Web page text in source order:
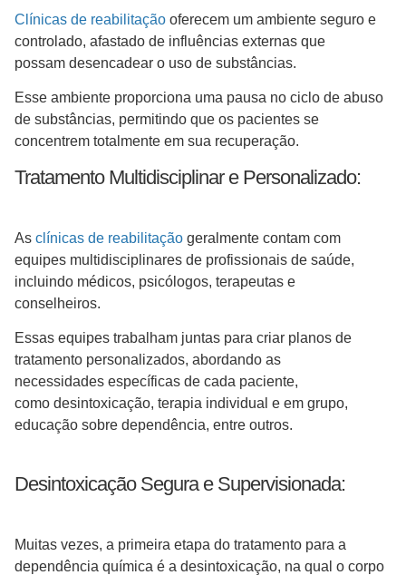
Clínicas de reabilitação oferecem um ambiente seguro e
controlado, afastado de influências externas que
possam desencadear o uso de substâncias.
Esse ambiente proporciona uma pausa no ciclo de abuso
de substâncias, permitindo que os pacientes se
concentrem totalmente em sua recuperação.
Tratamento Multidisciplinar e Personalizado:
As clínicas de reabilitação geralmente contam com
equipes multidisciplinares de profissionais de saúde,
incluindo médicos, psicólogos, terapeutas e
conselheiros.
Essas equipes trabalham juntas para criar planos de
tratamento personalizados, abordando as
necessidades específicas de cada paciente,
como desintoxicação, terapia individual e em grupo,
educação sobre dependência, entre outros.
Desintoxicação Segura e Supervisionada:
Muitas vezes, a primeira etapa do tratamento para a
dependência química é a desintoxicação, na qual o corpo